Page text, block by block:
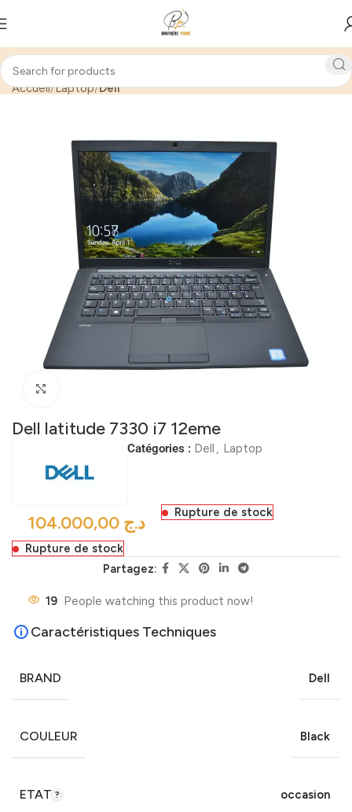
Accueil Laptop Dell
Dell latitude 7330 i7 12eme
Catégories : Dell , Laptop
د.ج Rupture de stock
Rupture de stock
Partagez:
19 People watching this product now!
Caractéristiques Techniques
BRAND Dell
COULEUR Black
ETAT occasion